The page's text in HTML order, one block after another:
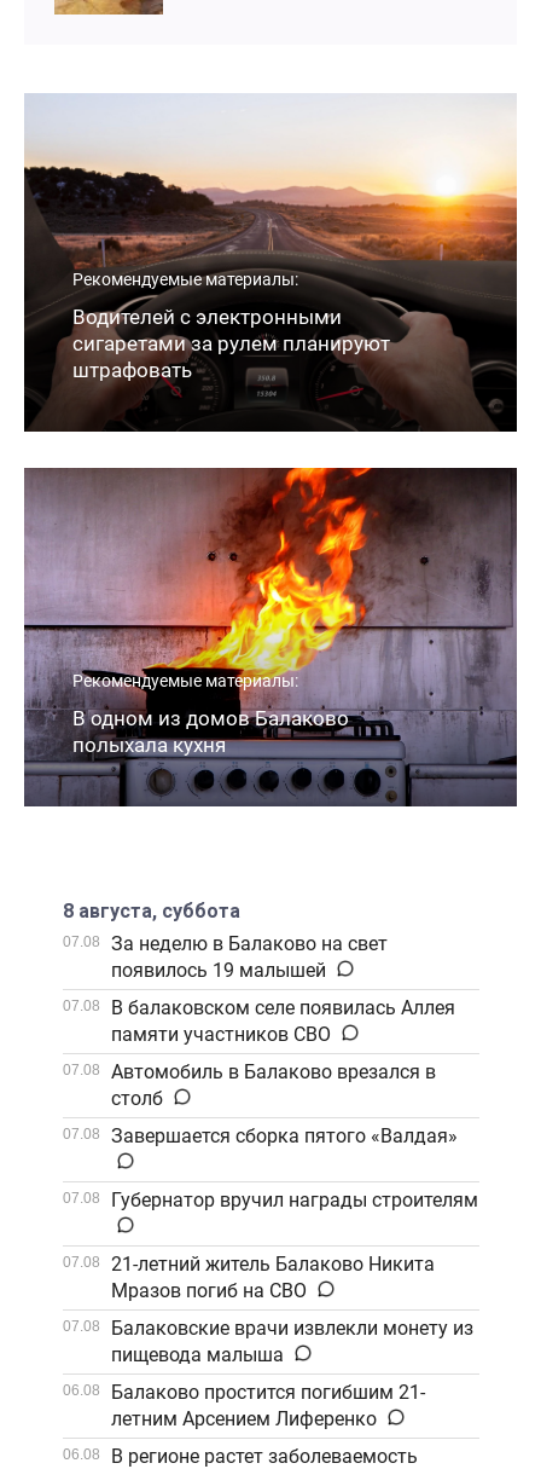
Рекомендуемые материалы:
Водителей с электронными
сигаретами за рулем планируют
штрафовать
Рекомендуемые материалы:
В одном из домов Балаково
полыхала кухня
8 августа, суббота
07.08
За неделю в Балаково на свет
появилось 19 малышей
07.08
В балаковском селе появилась Аллея
памяти участников СВО
07.08
Автомобиль в Балаково врезался в
столб
07.08 Завершается сборка пятого «Валдая»
07.08 Губернатор вручил награды строителям
07.08
21-летний житель Балаково Никита
Мразов погиб на СВО
07.08
Балаковские врачи извлекли монету из
пищевода малыша
06.08
Балаково простится погибшим 21-
летним Арсением Лиференко
06.08
В регионе растет заболеваемость